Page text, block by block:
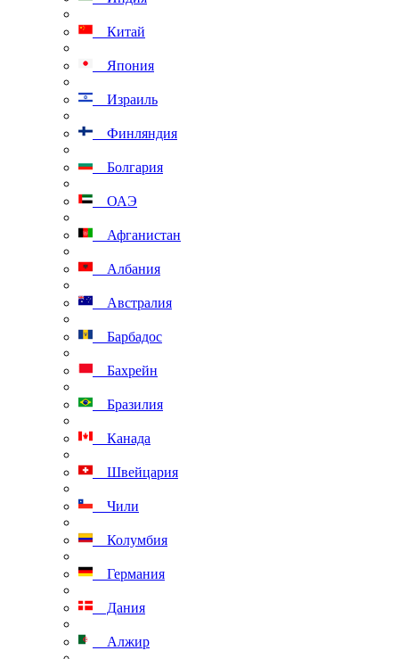
Китай
Япония
Израиль
Финляндия
Болгария
ОАЭ
Афганистан
Албания
Австралия
Барбадос
Бахрейн
Бразилия
Канада
Швейцария
Чили
Колумбия
Германия
Дания
Алжир